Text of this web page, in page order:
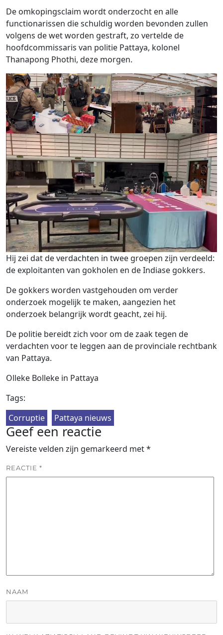
De omkopingsclaim wordt onderzocht en alle
functionarissen die schuldig worden bevonden zullen
volgens de wet worden gestraft, zo vertelde de
hoofdcommissaris van politie Pattaya, kolonel
Thanapong Phothi, deze morgen.
Hij zei dat de verdachten in twee groepen zijn verdeeld:
de exploitanten van gokholen en de Indiase gokkers.
De gokkers worden vastgehouden om verder
onderzoek mogelijk te maken, aangezien het
onderzoek belangrijk wordt geacht, zei hij.
De politie bereidt zich voor om de zaak tegen de
verdachten voor te leggen aan de provinciale rechtbank
van Pattaya.
Olleke Bolleke in Pattaya
Tags:
Corruptie
Pattaya nieuws
Geef een reactie
Vereiste velden zijn gemarkeerd met*
REACTIE *
NAAM